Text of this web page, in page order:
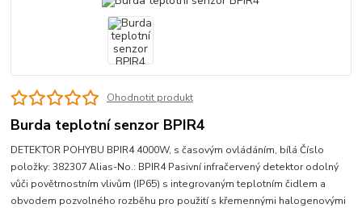
Ohodnotit produkt
Burda teplotní senzor BPIR4
DETEKTOR POHYBU BPIR4 4000W, s časovým ovládáním, bílá Číslo
položky: 382307 Alias-No.: BPIR4 Pasivní infračervený detektor odolný
vůči povětrnostním vlivům (IP65) s integrovaným teplotním čidlem a
obvodem pozvolného rozběhu pro použití s ​​křemennými halogenovými